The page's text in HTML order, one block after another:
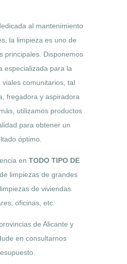
al mantenimiento
la limpieza es uno de
principales. Disponemos
especializada para la
viales comunitarios, tal
fregadora y aspiradora
utilizamos productos
para obtener un
óptimo.
en TODO TIPO DE
limpiezas de grandes
de viviendas
oficinas, etc.
de Alicante y
en consultarnos